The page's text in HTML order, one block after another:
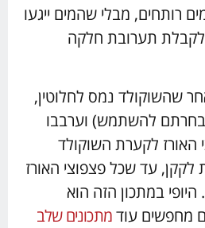
רותחים, מבלי שהמים ייגעו
תערובת חלקה
שהשוקולד נמס לחלוטין,
להשתמש) וערבבו
האורז לקערת השוקולד
לקקן, עד שכל פצפוצי האורז
במתכון הזה הוא
מחפשים עודמתכונים שלב